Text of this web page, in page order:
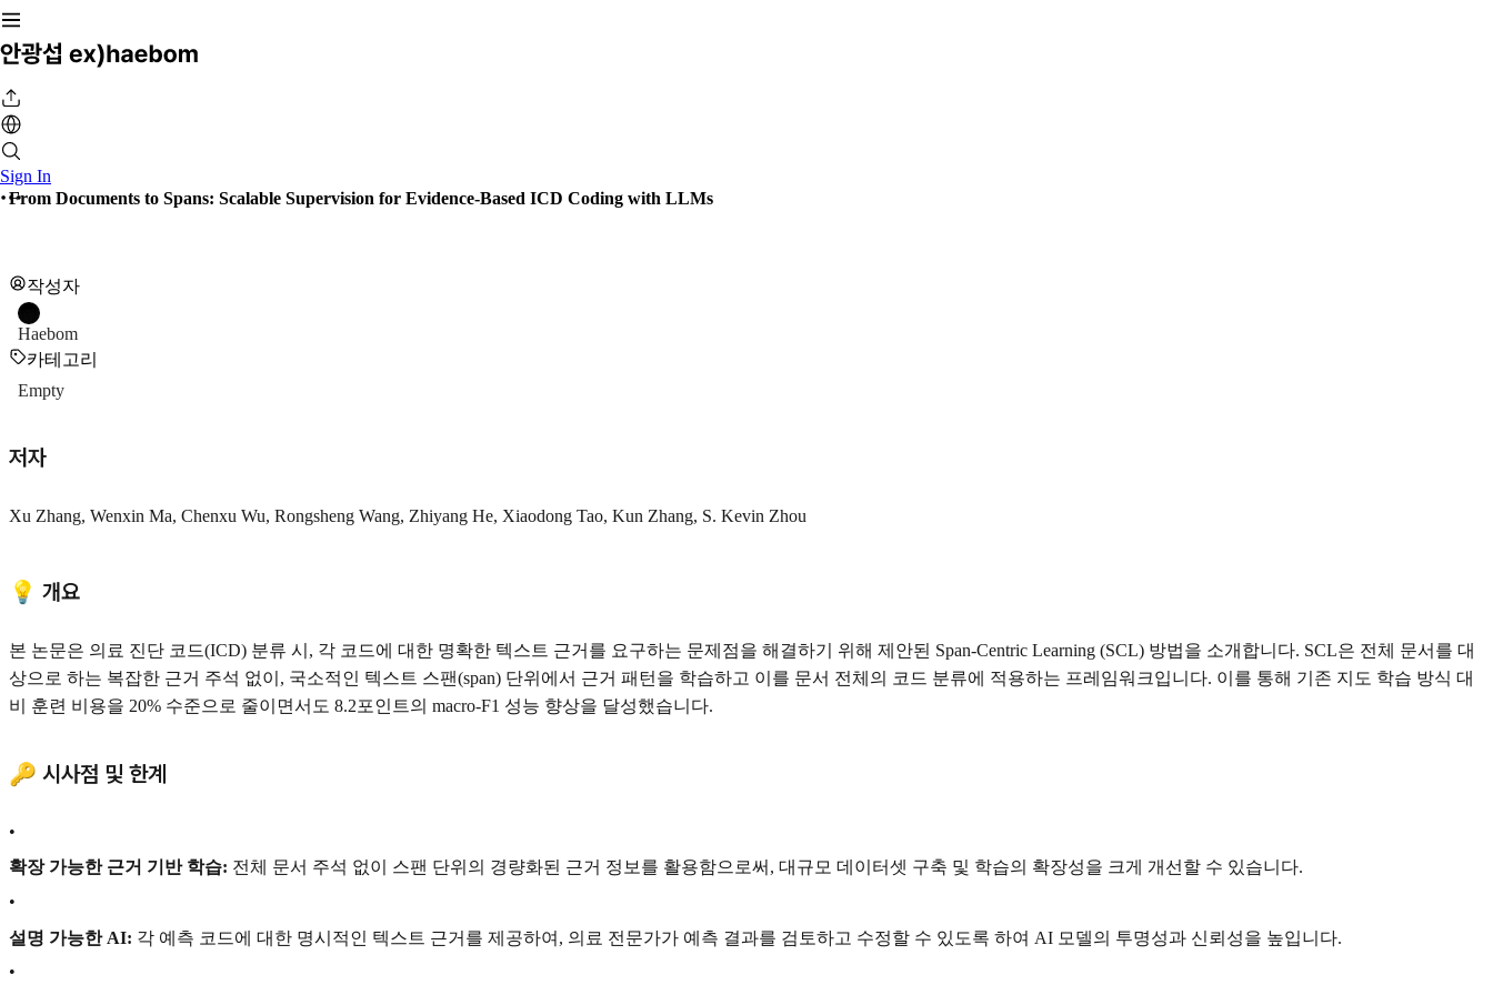
Sign In
From Documents to Spans: Scalable Supervision for Evidence-Based ICD Coding with LLMs
작성자
Haebom
카테고리
Empty
저자
Xu Zhang, Wenxin Ma, Chenxu Wu, Rongsheng Wang, Zhiyang He, Xiaodong Tao, Kun Zhang, S. Kevin Zhou
💡 개요
본 논문은 의료 진단 코드(ICD) 분류 시, 각 코드에 대한 명확한 텍스트 근거를 요구하는 문제점을 해결하기 위해 제안된 Span-Centric Learning (SCL) 방법을 소개합니다. SCL은 전체 문서를 대
상으로 하는 복잡한 근거 주석 없이, 국소적인 텍스트 스팬(span) 단위에서 근거 패턴을 학습하고 이를 문서 전체의 코드 분류에 적용하는 프레임워크입니다. 이를 통해 기존 지도 학습 방식 대
비 훈련 비용을 20% 수준으로 줄이면서도 8.2포인트의 macro-F1 성능 향상을 달성했습니다.
🔑 시사점 및 한계
•
확장 가능한 근거 기반 학습: 전체 문서 주석 없이 스팬 단위의 경량화된 근거 정보를 활용함으로써, 대규모 데이터셋 구축 및 학습의 확장성을 크게 개선할 수 있습니다.
•
설명 가능한 AI: 각 예측 코드에 대한 명시적인 텍스트 근거를 제공하여, 의료 전문가가 예측 결과를 검토하고 수정할 수 있도록 하여 AI 모델의 투명성과 신뢰성을 높입니다.
•